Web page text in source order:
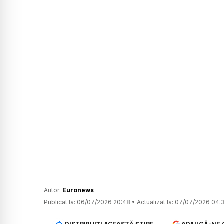
Autor: Euronews
Publicat la: 06/07/2026 20:48 • Actualizat la: 07/07/2026